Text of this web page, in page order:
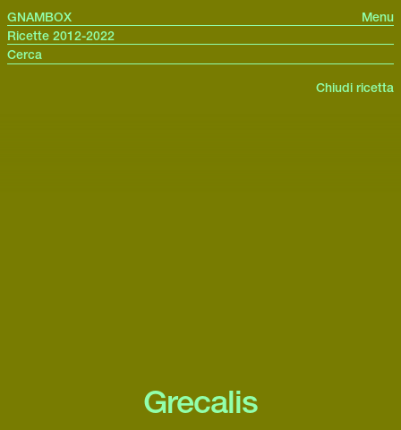
GNAMBOX
Menu
Ricette 2012-2022
Chiudi ricetta
Grecalis